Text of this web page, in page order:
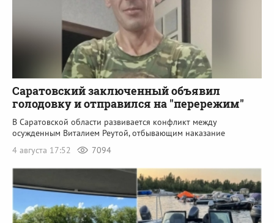
Саратовский заключенный объявил
голодовку и отправился на "перережим"
В Саратовской области развивается конфликт между
осужденным Виталием Реутой, отбывающим наказание
4 августа 17:52
7094